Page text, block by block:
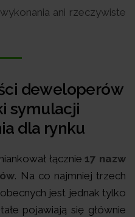
ani rzeczywiste
deweloperów
symulacji
dla rynku
łącznie 17 nazw
. Na co najmniej trzech
jest jednak tylko
pojawiają się głównie